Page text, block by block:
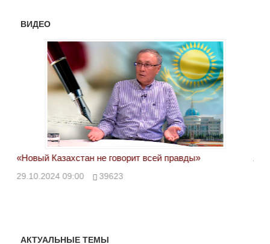
ВИДЕО
«Новый Казахстан не говорит всей правды»
29.10.2024 09:00 39623
АКТУАЛЬНЫЕ ТЕМЫ